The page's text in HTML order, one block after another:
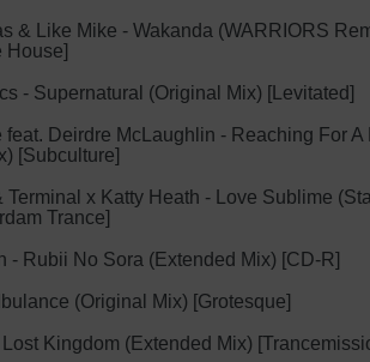
& Like Mike - Wakanda (WARRIORS
House]
- Supernatural (Original Mix) [Levitated]
feat. Deirdre McLaughlin - Reaching For A
[Subculture]
Terminal x Katty Heath - Love Sublime
Trance]
- Rubii No Sora (Extended Mix) [CD-R]
(Original Mix) [Grotesque]
Lost Kingdom (Extended Mix)